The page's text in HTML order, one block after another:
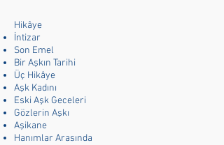
Hikâye
İntizar
Son Emel
Bir Aşkın Tarihi
Üç Hikâye
Aşk Kadını
Eski Aşk Geceleri
Gözlerin Aşkı
Aşikane
Hanımlar Arasında